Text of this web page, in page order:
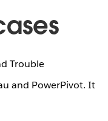
Trouble
and PowerPivot. It